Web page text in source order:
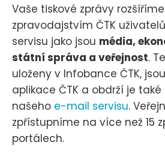
Vaše tiskové zprávy
zpravodajstvím ČTK
servisu jako jsou média,
státní správa a veřejnost.
uloženy v Infobance ČTK,
aplikace ČTK a obdrží je
našeho e-mail servisu.
zpřístupníme na více než 15
portálech.